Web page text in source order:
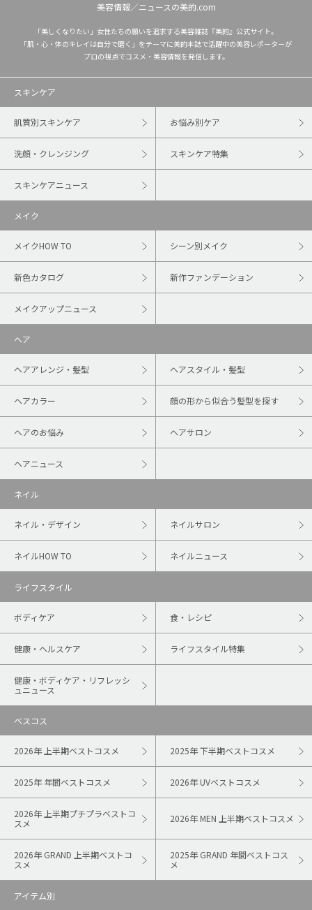
美容情報／ニュースの美的.com
「美しくなりたい」女性たちの願いを追求する美容雑誌『美的』公式サイト。
「肌・心・体のキレイは自分で磨く」をテーマに美的本誌で活躍中の美容レポーターが
プロの視点でコスメ・美容情報を発信します。
スキンケア
肌質別スキンケア お悩み別ケア
洗顔・クレンジング スキンケア特集
スキンケアニュース
メイク
メイクHOW TO シーン別メイク
新色カタログ 新作ファンデーション
メイクアップニュース
ヘア
ヘアアレンジ・髪型 ヘアスタイル・髪型
ヘアカラー 顔の形から似合う髪型を探す
ヘアのお悩み ヘアサロン
ヘアニュース
ネイル
ネイル・デザイン ネイルサロン
ネイルHOW TO ネイルニュース
ライフスタイル
ボディケア 食・レシピ
健康・ヘルスケア ライフスタイル特集
健康・ボディケア・リフレッシ
ュニュース
ベスコス
2026年 上半期ベストコスメ 2025年 下半期ベストコスメ
2025年 年間ベストコスメ 2026年 UVベストコスメ
2026年 上半期プチプラベストコ
スメ
2026年 MEN 上半期ベストコスメ
2026年 GRAND 上半期ベストコ
スメ
2025年 GRAND 年間ベストコス
メ
アイテム別